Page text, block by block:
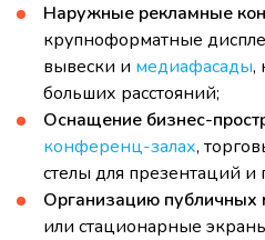
Наружные рекламные
крупноформатные
вывески и медиафасады,
больших расстояний;
Оснащение бизнес-
конференц-залах,
стелы для презентаций и
Организацию публичных
или стационарные